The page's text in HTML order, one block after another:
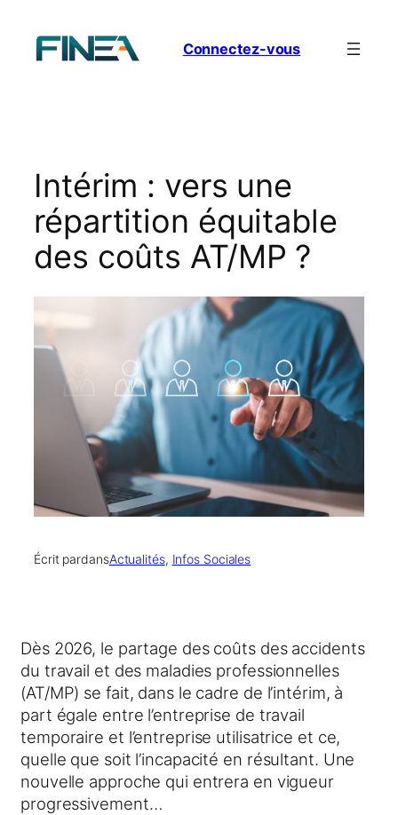
contenu
Connectez-vous
Intérim : vers une
répartition équitable
des coûts AT/MP ?
Écrit pardansActualités, Infos Sociales
Dès 2026, le partage des coûts des accidents
du travail et des maladies professionnelles
(AT/MP) se fait, dans le cadre de l’intérim, à
part égale entre l’entreprise de travail
temporaire et l’entreprise utilisatrice et ce,
quelle que soit l’incapacité en résultant. Une
nouvelle approche qui entrera en vigueur
progressivement…